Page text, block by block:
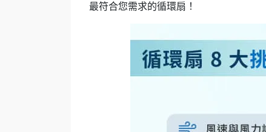
最符合您需求的循環扇！